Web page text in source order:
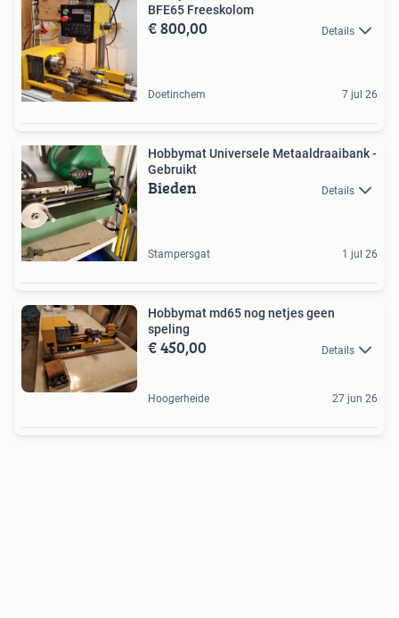
BFE65 Freeskolom
€ 800,00 Details
Doetinchem 7 jul 26
Hobbymat Universele Metaaldraaibank -
Gebruikt
Bieden Details
Stampersgat 1 jul 26
Hobbymat md65 nog netjes geen
speling
€ 450,00 Details
Hoogerheide 27 jun 26